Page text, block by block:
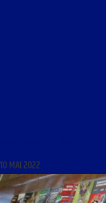
10 MAI 2022